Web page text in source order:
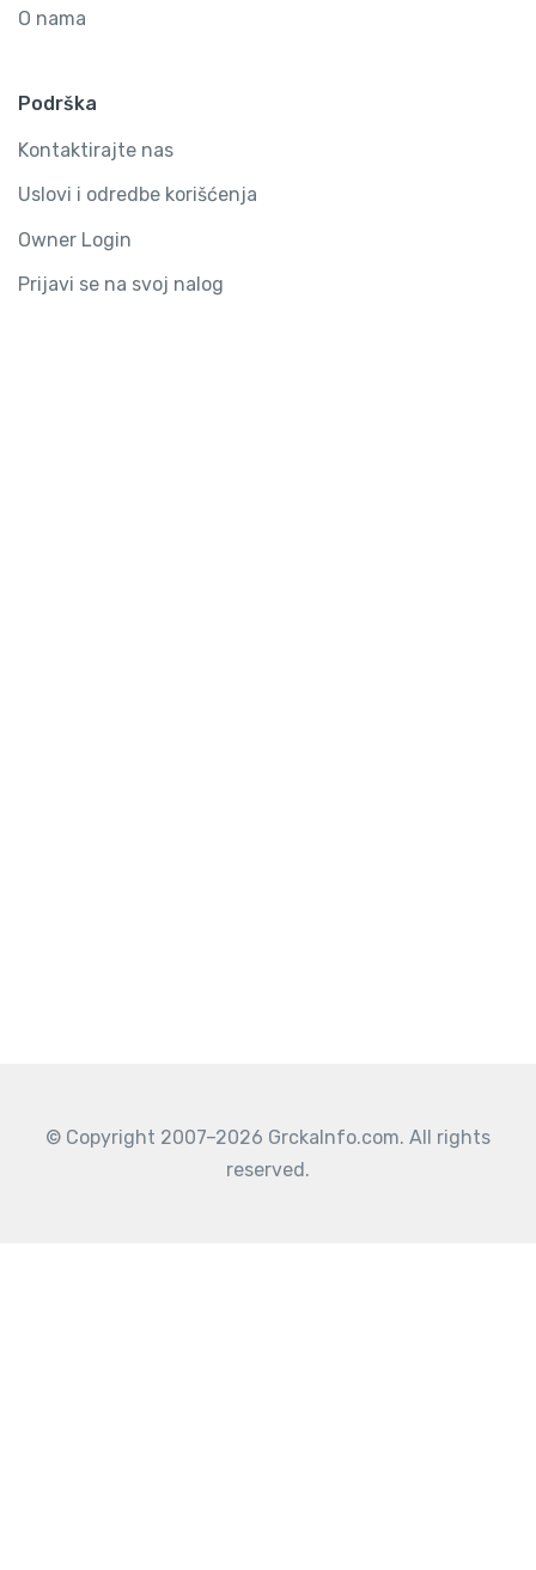
O nama
Podrška
Kontaktirajte nas
Uslovi i odredbe korišćenja
Owner Login
Prijavi se na svoj nalog
© Copyright 2007–2026 GrckaInfo.com. All rights
reserved.